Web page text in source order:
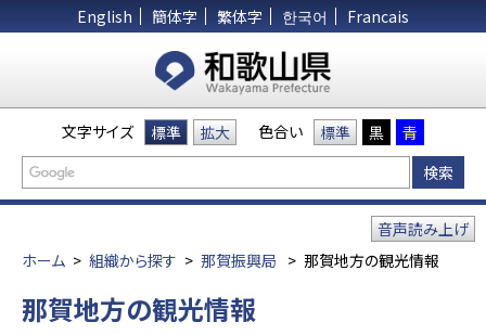
English 簡体字 繁体字 한국어 Francais
文字サイズ 標準 拡大 色合い 標準 黒 青
ホーム > 組織から探す > 那賀振興局 > 那賀地方の観光情報
音声読み上げ
那賀地方の観光情報